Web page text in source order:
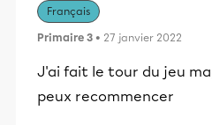
Français
Primaire 3 • 27 janvier 2022
J'ai fait le tour du jeu
peux recommencer